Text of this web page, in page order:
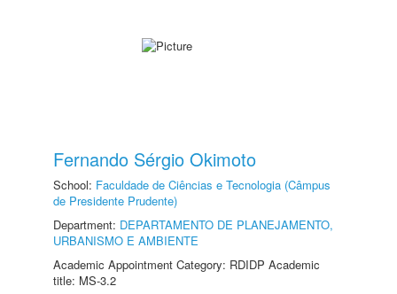
Fernando Sérgio Okimoto
School: Faculdade de Ciências e Tecnologia (Câmpus
de Presidente Prudente)
Department: DEPARTAMENTO DE PLANEJAMENTO,
URBANISMO E AMBIENTE
Academic Appointment Category: RDIDP Academic
title: MS-3.2